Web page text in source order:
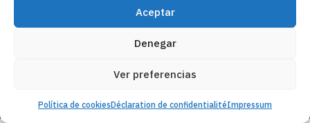
Aceptar
Denegar
Ver preferencias
Política de cookiesDéclaration de confidentialitéImpressum
ENTITÉS COLLABORATRICES